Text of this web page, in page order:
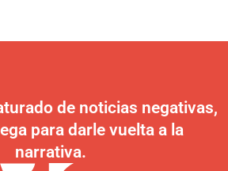
de noticias negativas,
para darle vuelta a la
narrativa.